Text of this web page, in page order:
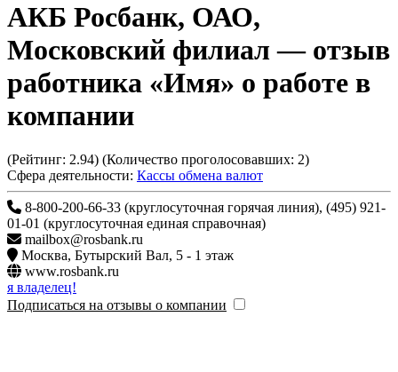
АКБ Росбанк, ОАО,
Московский филиал— отзыв
работника «Имя» о работе в
компании
(Рейтинг: 2.94) (Количество проголосовавших: 2)
Сфера деятельности: Кассы обмена валют
8-800-200-66-33 (круглосуточная горячая линия), (495) 921-
01-01 (круглосуточная единая справочная)
mailbox@rosbank.ru
Москва, Бутырский Вал, 5 - 1 этаж
www.rosbank.ru
я владелец!
Подписаться на отзывы о компании